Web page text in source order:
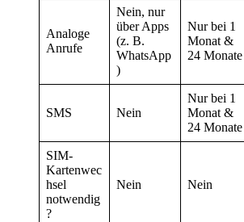
Analoge
Anrufe
Nein, nur
über Apps
(z. B.
WhatsApp
)
Nur bei 1
Monat &
24 Monate
SMS Nein
Nur bei 1
Monat &
24 Monate
SIM-
Kartenwec
hsel
notwendig
?
Nein Nein